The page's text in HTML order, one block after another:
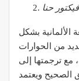
حنا
بشكل
من الحوارات
مع ترجمتها إلى
الصحيح ويعتمد